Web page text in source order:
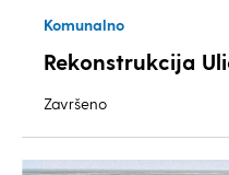
Komunalno
Rekonstrukcija
Završeno